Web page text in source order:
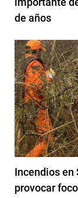
de años
Incendios en
provocar